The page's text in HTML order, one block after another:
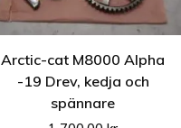
Arctic-cat M8000 Alpha
-19 Drev, kedja och
spännare